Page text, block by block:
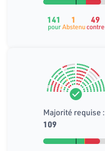
141
pour
1
Abstenu
49
contre
Majorité requise :
109